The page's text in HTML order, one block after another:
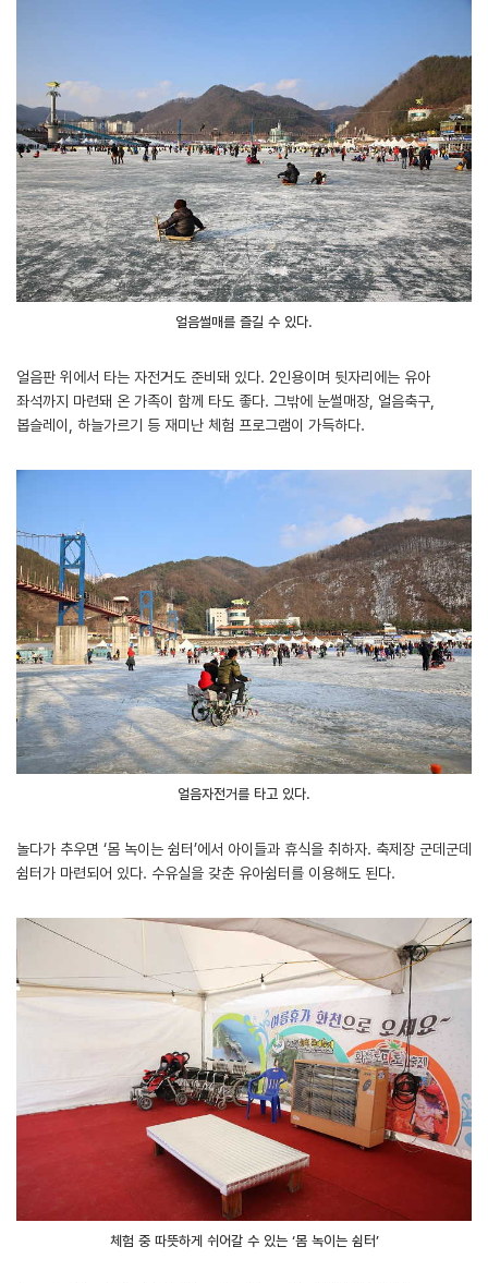
얼음썰매를 즐길 수 있다.
얼음판 위에서 타는 자전거도 준비돼 있다. 2인용이며 뒷자리에는 유아
좌석까지 마련돼 온 가족이 함께 타도 좋다. 그밖에 눈썰매장, 얼음축구,
봅슬레이, 하늘가르기 등 재미난 체험 프로그램이 가득하다.
얼음자전거를 타고 있다.
놀다가 추우면 ‘몸 녹이는 쉼터’에서 아이들과 휴식을 취하자. 축제장 군데군데
쉼터가 마련되어 있다. 수유실을 갖춘 유아쉼터를 이용해도 된다.
체험 중 따뜻하게 쉬어갈 수 있는 ‘몸 녹이는 쉼터’